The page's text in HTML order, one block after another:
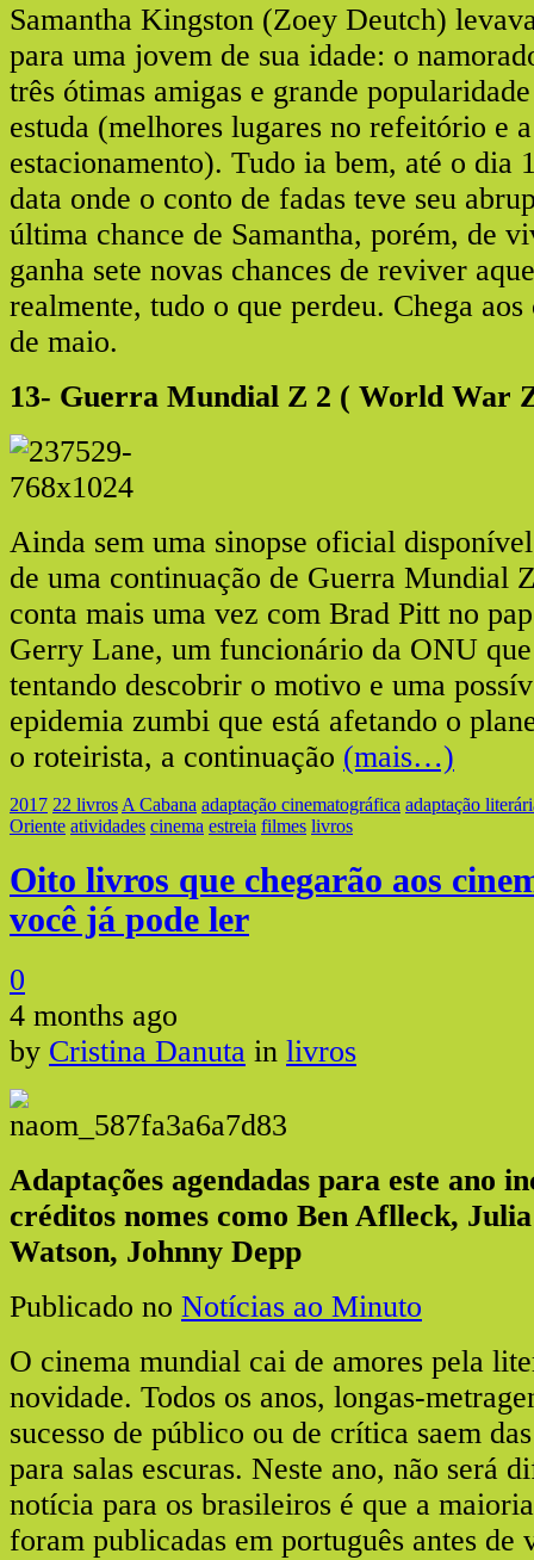
Samantha Kingston (Zoey Deutch)
para uma jovem de sua idade: o
três ótimas amigas e grande
estuda (melhores lugares no refeitório e
estacionamento). Tudo ia bem, até o dia
data onde o conto de fadas teve seu
última chance de Samantha, porém, de
ganha sete novas chances de reviver
realmente, tudo o que perdeu. Chega
de maio.
13- Guerra Mundial Z 2 ( World War
Ainda sem uma sinopse oficial
de uma continuação de Guerra Mundial
conta mais uma vez com Brad Pitt no
Gerry Lane, um funcionário da ONU
tentando descobrir o motivo e uma
epidemia zumbi que está afetando o
o roteirista, a continuação (mais…)
2017 22 livros A Cabana adaptação cinematográfica adaptação
Oriente atividades cinema estreia filmes livros
Oito livros que chegarão aos
você já pode ler
0
4 months ago
by Cristina Danuta in livros
Adaptações agendadas para este ano
créditos nomes como Ben Aflleck,
Watson, Johnny Depp
Publicado no Notícias ao Minuto
O cinema mundial cai de amores pela
novidade. Todos os anos, longas-
sucesso de público ou de crítica saem
para salas escuras. Neste ano, não será
notícia para os brasileiros é que a
foram publicadas em português antes de